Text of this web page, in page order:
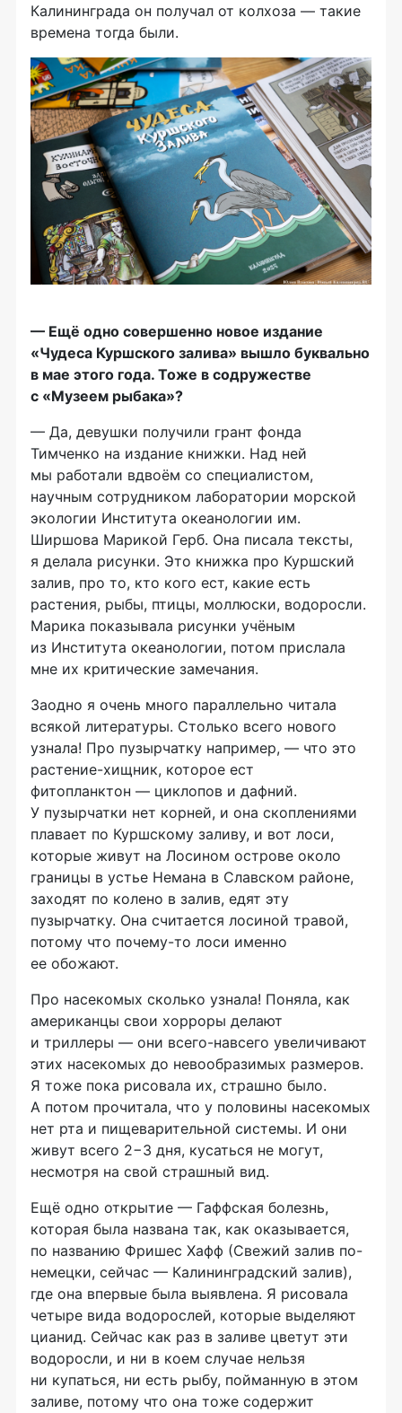
Калининграда он получал от колхоза — такие
времена тогда были.
— Ещё одно совершенно новое издание
«Чудеса Куршского залива» вышло буквально
в мае этого года. Тоже в содружестве
с «Музеем рыбака»?
— Да, девушки получили грант фонда
Тимченко на издание книжки. Над ней
мы работали вдвоём со специалистом,
научным сотрудником лаборатории морской
экологии Института океанологии им.
Ширшова Марикой Герб. Она писала тексты,
я делала рисунки. Это книжка про Куршский
залив, про то, кто кого ест, какие есть
растения, рыбы, птицы, моллюски, водоросли.
Марика показывала рисунки учёным
из Института океанологии, потом прислала
мне их критические замечания.
Заодно я очень много параллельно читала
всякой литературы. Столько всего нового
узнала! Про пузырчатку например, — что это
растение-хищник, которое ест
фитопланктон — циклопов и дафний.
У пузырчатки нет корней, и она скоплениями
плавает по Куршскому заливу, и вот лоси,
которые живут на Лосином острове около
границы в устье Немана в Славском районе,
заходят по колено в залив, едят эту
пузырчатку. Она считается лосиной травой,
потому что почему-то лоси именно
ее обожают.
Про насекомых сколько узнала! Поняла, как
американцы свои хорроры делают
и триллеры — они всего-навсего увеличивают
этих насекомых до невообразимых размеров.
Я тоже пока рисовала их, страшно было.
А потом прочитала, что у половины насекомых
нет рта и пищеварительной системы. И они
живут всего 2−3 дня, кусаться не могут,
несмотря на свой страшный вид.
Ещё одно открытие — Гаффская болезнь,
которая была названа так, как оказывается,
по названию Фришес Хафф (Свежий залив по-
немецки, сейчас — Калининградский залив),
где она впервые была выявлена. Я рисовала
четыре вида водорослей, которые выделяют
цианид. Сейчас как раз в заливе цветут эти
водоросли, и ни в коем случае нельзя
ни купаться, ни есть рыбу, пойманную в этом
заливе, потому что она тоже содержит